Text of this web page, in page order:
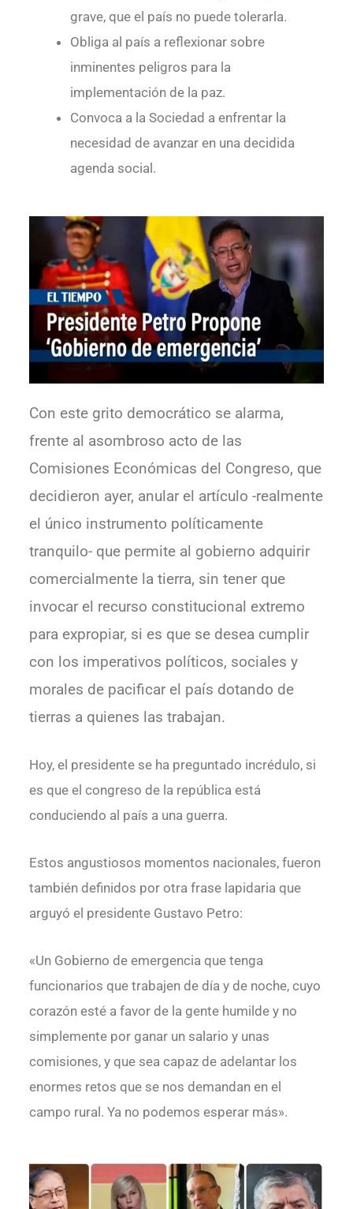
grave, que el país no puede tolerarla.
Obliga al país a reflexionar sobre
inminentes peligros para la
implementación de la paz.
Convoca a la Sociedad a enfrentar la
necesidad de avanzar en una decidida
agenda social.
Con este grito democrático se alarma,
frente al asombroso acto de las
Comisiones Económicas del Congreso, que
decidieron ayer, anular el artículo -realmente
el único instrumento políticamente
tranquilo- que permite al gobierno adquirir
comercialmente la tierra, sin tener que
invocar el recurso constitucional extremo
para expropiar, si es que se desea cumplir
con los imperativos políticos, sociales y
morales de pacificar el país dotando de
tierras a quienes las trabajan.
Hoy, el presidente se ha preguntado incrédulo, si
es que el congreso de la república está
conduciendo al país a una guerra.
Estos angustiosos momentos nacionales, fueron
también definidos por otra frase lapidaria que
arguyó el presidente Gustavo Petro:
«Un Gobierno de emergencia que tenga
funcionarios que trabajen de día y de noche, cuyo
corazón esté a favor de la gente humilde y no
simplemente por ganar un salario y unas
comisiones, y que sea capaz de adelantar los
enormes retos que se nos demandan en el
campo rural. Ya no podemos esperar más».